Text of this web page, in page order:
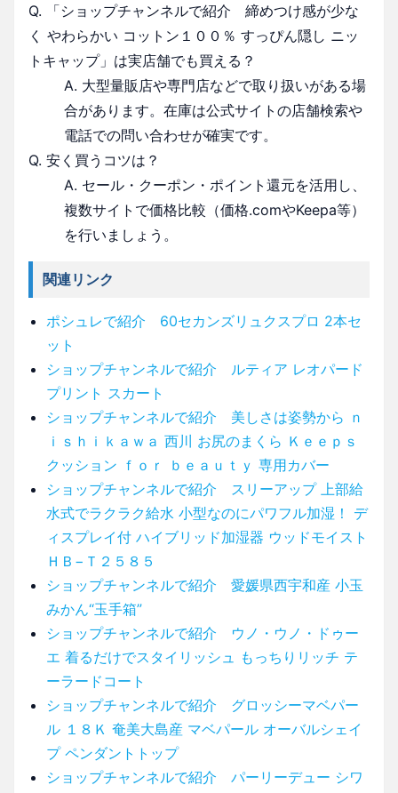
Q. 「ショップチャンネルで紹介 締めつけ感が少な
く やわらかい コットン１００％ すっぴん隠し ニッ
トキャップ」は実店舗でも買える？
A. 大型量販店や専門店などで取り扱いがある場
合があります。在庫は公式サイトの店舗検索や
電話での問い合わせが確実です。
Q. 安く買うコツは？
A. セール・クーポン・ポイント還元を活用し、
複数サイトで価格比較（価格.comやKeepa等）
を行いましょう。
関連リンク
ポシュレで紹介 60セカンズリュクスプロ 2本セ
ット
ショップチャンネルで紹介 ルティア レオパード
プリント スカート
ショップチャンネルで紹介 美しさは姿勢から ｎ
ｉｓｈｉｋａｗａ 西川 お尻のまくら Ｋｅｅｐｓ
クッション ｆｏｒ ｂｅａｕｔｙ 専用カバー
ショップチャンネルで紹介 スリーアップ 上部給
水式でラクラク給水 小型なのにパワフル加湿！ デ
ィスプレイ付 ハイブリッド加湿器 ウッドモイスト
ＨＢ−Ｔ２５８５
ショップチャンネルで紹介 愛媛県西宇和産 小玉
みかん“玉手箱”
ショップチャンネルで紹介 ウノ・ウノ・ドゥー
エ 着るだけでスタイリッシュ もっちりリッチ テ
ーラードコート
ショップチャンネルで紹介 グロッシーマベパー
ル １８Ｋ 奄美大島産 マベパール オーバルシェイ
プ ペンダントトップ
ショップチャンネルで紹介 パーリーデュー シワ